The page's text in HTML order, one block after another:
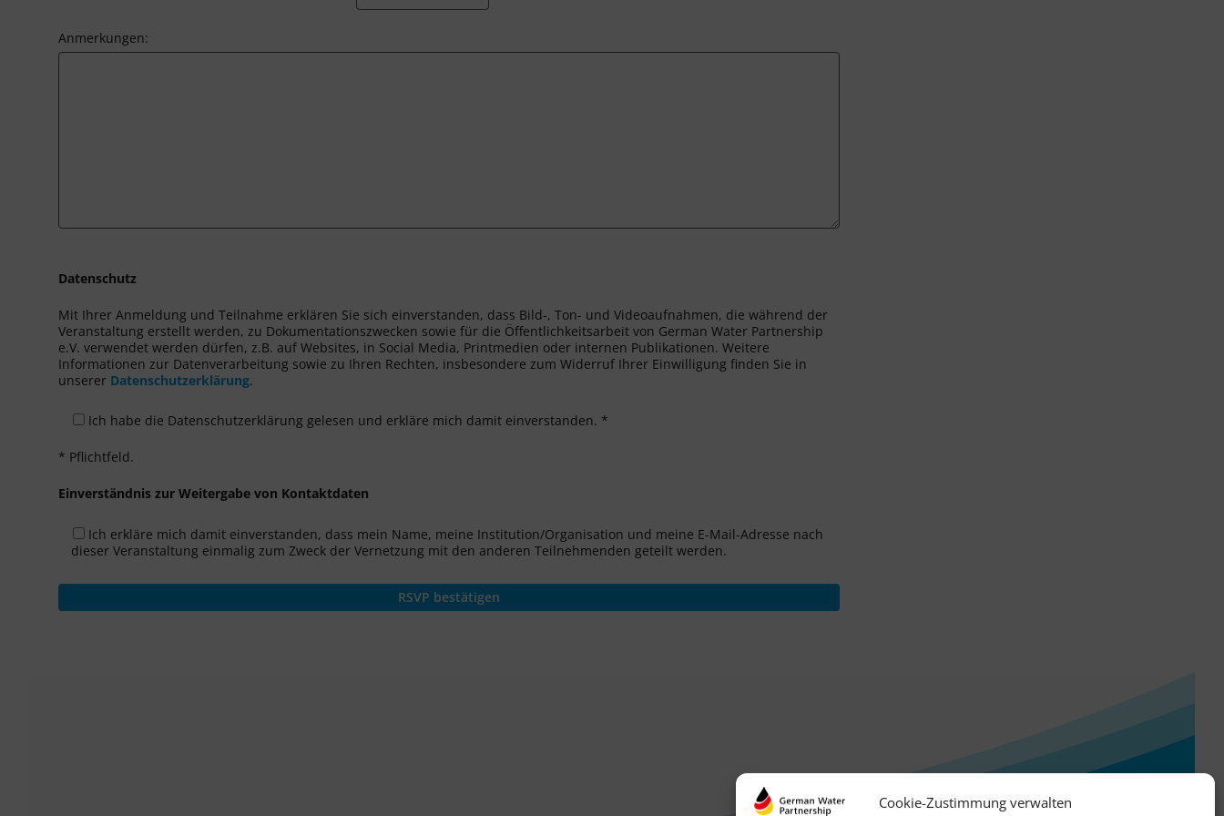
Cookie-Zustimmung verwalten
Anmerkungen:
Datenschutz
Mit Ihrer Anmeldung und Teilnahme erklären Sie sich einverstanden, dass Bild-, Ton- und Videoaufnahmen, die während der
Veranstaltung erstellt werden, zu Dokumentationszwecken sowie für die Öffentlichkeitsarbeit von German Water Partnership
e.V. verwendet werden dürfen, z.B. auf Websites, in Social Media, Printmedien oder internen Publikationen. Weitere
Informationen zur Datenverarbeitung sowie zu Ihren Rechten, insbesondere zum Widerruf Ihrer Einwilligung finden Sie in
unserer Datenschutzerklärung.
Ich habe die Datenschutzerklärung gelesen und erkläre mich damit einverstanden. *
* Pflichtfeld.
Einverständnis zur Weitergabe von Kontaktdaten
Ich erkläre mich damit einverstanden, dass mein Name, meine Institution/Organisation und meine E-Mail-Adresse nach
dieser Veranstaltung einmalig zum Zweck der Vernetzung mit den anderen Teilnehmenden geteilt werden.